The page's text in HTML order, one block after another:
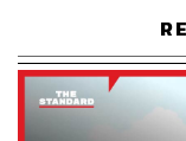
จ.ชลบุรี โครงการ
4,711 ตารางเมต
ชอปปิงมอลล์ขนาดเ
โซนร้านอาหารแล
ด้านอาหารซึ่งเป็น